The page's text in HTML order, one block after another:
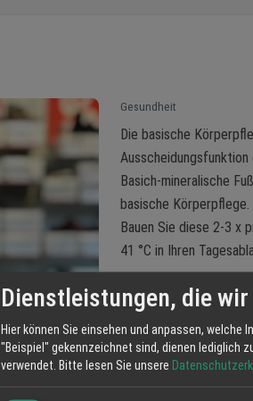
Gesundheit
Die basische
Basich-mineralische
basische
Bauen Sie diese 2-3 x
41 °C in Ihren
eine wohltuende
Beispiel der
Fußbäder
Dienstleistungen, die
Hier können Sie einsehen und anpassen, welche
"Beispiel" gekennzeichnet sind, dienen lediglich
verwendet. Bitte lesen Sie unsere